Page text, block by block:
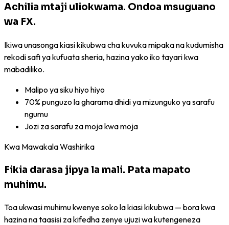
Achilia mtaji uliokwama. Ondoa msuguano
wa FX.
Ikiwa unasonga kiasi kikubwa cha kuvuka mipaka na kudumisha
rekodi safi ya kufuata sheria, hazina yako iko tayari kwa
mabadiliko.
Malipo ya siku hiyo hiyo
70% punguzo la gharama dhidi ya mizunguko ya sarafu
ngumu
Jozi za sarafu za moja kwa moja
Kwa Mawakala Washirika
Fikia darasa jipya la mali. Pata mapato
muhimu.
Toa ukwasi muhimu kwenye soko la kiasi kikubwa — bora kwa
hazina na taasisi za kifedha zenye ujuzi wa kutengeneza